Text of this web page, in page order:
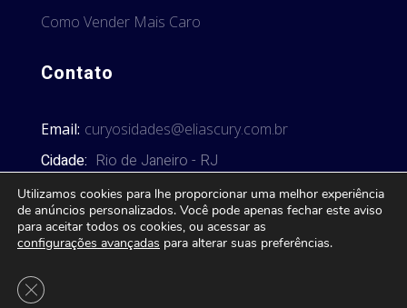
Como Vender Mais Caro
Contato
Email: curyosidades@eliascury.com.br
Cidade: Rio de Janeiro - RJ
© 2026 Curyosidades. Todos os direitos reservados.
Utilizamos cookies para lhe proporcionar uma melhor experiência
de anúncios personalizados. Você pode apenas fechar este aviso
para aceitar todos os cookies, ou acessar as
configurações avançadas para alterar suas preferências.
Close GDPR Cookie Banner